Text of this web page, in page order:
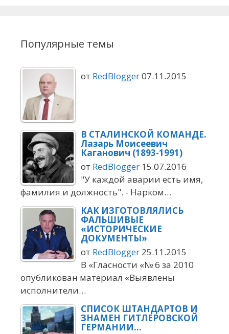
Популярные темы
от RedBlogger07.11.2015
В СТАЛИНСКОЙ КОМАНДЕ.
Лазарь Моисеевич
Каганович (1893-1991)
от RedBlogger 15.07.2016
"У каждой аварии есть имя,
фамилия и должность". - Нарком…
КАК ИЗГОТОВЛЯЛИСЬ
ФАЛЬШИВЫЕ
«ИСТОРИЧЕСКИЕ
ДОКУМЕНТЫ»
от RedBlogger 25.11.2015
В «Гласности «№ 6 за 2010
опубликован материал «Выявлены
исполнители…
СПИСОК ШТАНДАРТОВ И
ЗНАМЕН ГИТЛЕРОВСКОЙ
ГЕРМАНИИ…